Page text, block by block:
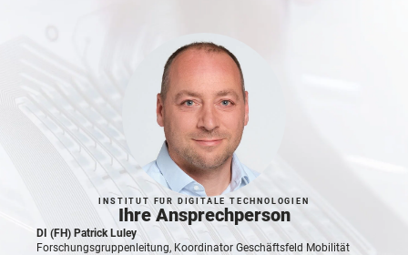
INSTITUT FÜR DIGITALE TECHNOLOGIEN
Ihre Ansprechperson
DI (FH) Patrick Luley
Forschungsgruppenleitung, Koordinator Geschäftsfeld Mobilität